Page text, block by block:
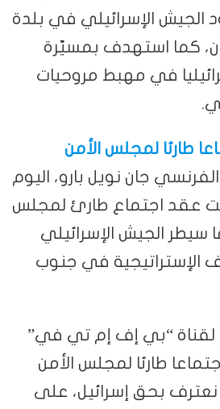
الجيش الإسرائيلي في بلدة
كما استهدف بمسيّرة
في مهبط مروحيات
طارئا لمجلس الأمن
الفرنسي جان نويل بارو، اليوم
عقد اجتماع طارئ لمجلس
سيطر الجيش الإسرائيلي
الإستراتيجية في جنوب
لقناة “بي إف إم تي في”
طارئا لمجلس الأمن
نعترف بحق إسرائيل، على